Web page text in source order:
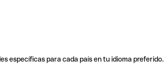
específicas para cada país en tu idioma preferido.